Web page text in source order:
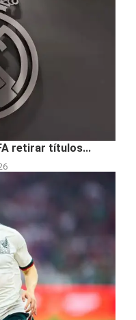
retirar títulos...